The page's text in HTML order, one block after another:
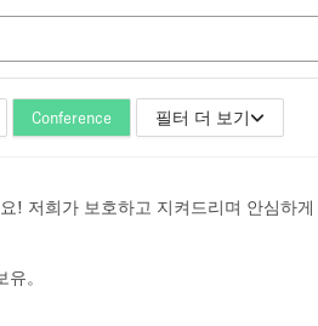
Conference 필터 더 보기
Space
! 저희가 보호하고 지켜드리며 안심하게
。